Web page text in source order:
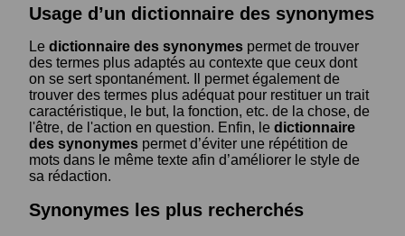
Usage d’un dictionnaire des synonymes
Le dictionnaire des synonymes permet de trouver
des termes plus adaptés au contexte que ceux dont
on se sert spontanément. Il permet également de
trouver des termes plus adéquat pour restituer un trait
caractéristique, le but, la fonction, etc. de la chose, de
l'être, de l'action en question. Enfin, le dictionnaire
des synonymes permet d’éviter une répétition de
mots dans le même texte afin d’améliorer le style de
sa rédaction.
Synonymes les plus recherchés